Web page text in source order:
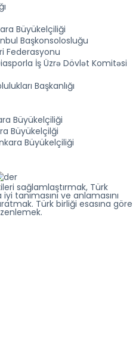
Büyükelçiliği
Başkonsolosluğu
Federasyonu
İş Üzrǝ Dövlǝt Komitǝsi
Başkanlığı
Büyükelçiliği
Büyükelçilği
Büyükelçiliği
sağlamlaştırmak, Türk
tanımasını ve anlamasını
Türk birliği esasına göre